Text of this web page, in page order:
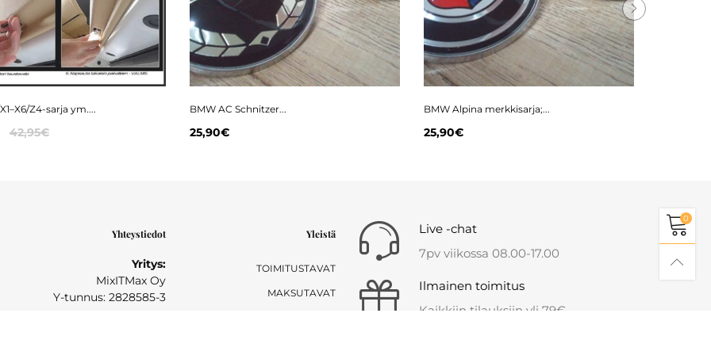
Z4-sarja ym....
42,95€
BMW AC Schnitzer...
25,90€
BMW Alpina merkkisarja;...
25,90€
Yhteystiedot
Yritys:
MixITMax Oy
Y-tunnus: 2828585-3
Yleistä
TOIMITUSTAVAT
MAKSUTAVAT
Live -chat
7pv viikossa 08.00-17.00
Ilmainen toimitus
Kaikkiin tilauksiin yli 79€
0